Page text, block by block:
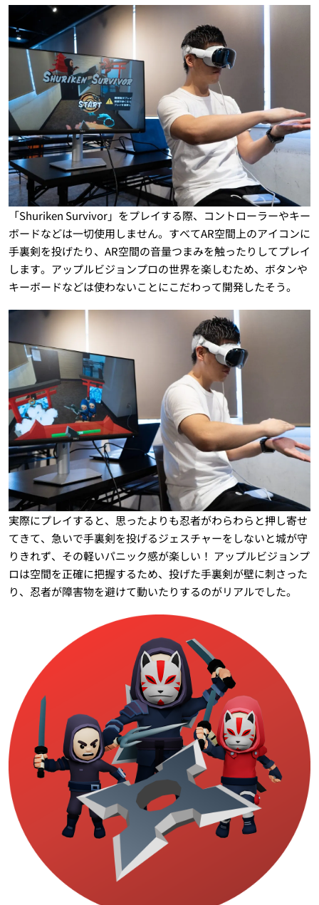
「Shuriken Survivor」をプレイする際、コントローラーやキー
ボードなどは一切使用しません。すべてAR空間上のアイコンに
手裏剣を投げたり、AR空間の音量つまみを触ったりしてプレイ
します。アップルビジョンプロの世界を楽しむため、ボタンや
キーボードなどは使わないことにこだわって開発したそう。
実際にプレイすると、思ったよりも忍者がわらわらと押し寄せ
てきて、急いで手裏剣を投げるジェスチャーをしないと城が守
りきれず、その軽いパニック感が楽しい！ アップルビジョンプ
ロは空間を正確に把握するため、投げた手裏剣が壁に刺さった
り、忍者が障害物を避けて動いたりするのがリアルでした。